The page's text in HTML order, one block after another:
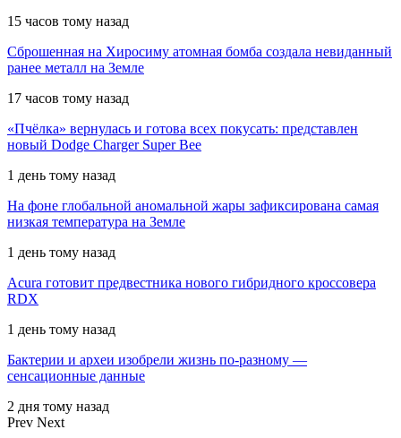
15 часов тому назад
Сброшенная на Хиросиму атомная бомба создала невиданный
ранее металл на Земле
17 часов тому назад
«Пчёлка» вернулась и готова всех покусать: представлен
новый Dodge Charger Super Bee
1 день тому назад
На фоне глобальной аномальной жары зафиксирована самая
низкая температура на Земле
1 день тому назад
Acura готовит предвестника нового гибридного кроссовера
RDX
1 день тому назад
Бактерии и археи изобрели жизнь по-разному —
сенсационные данные
2 дня тому назад
Prev Next